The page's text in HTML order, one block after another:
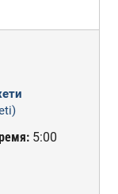
5:00